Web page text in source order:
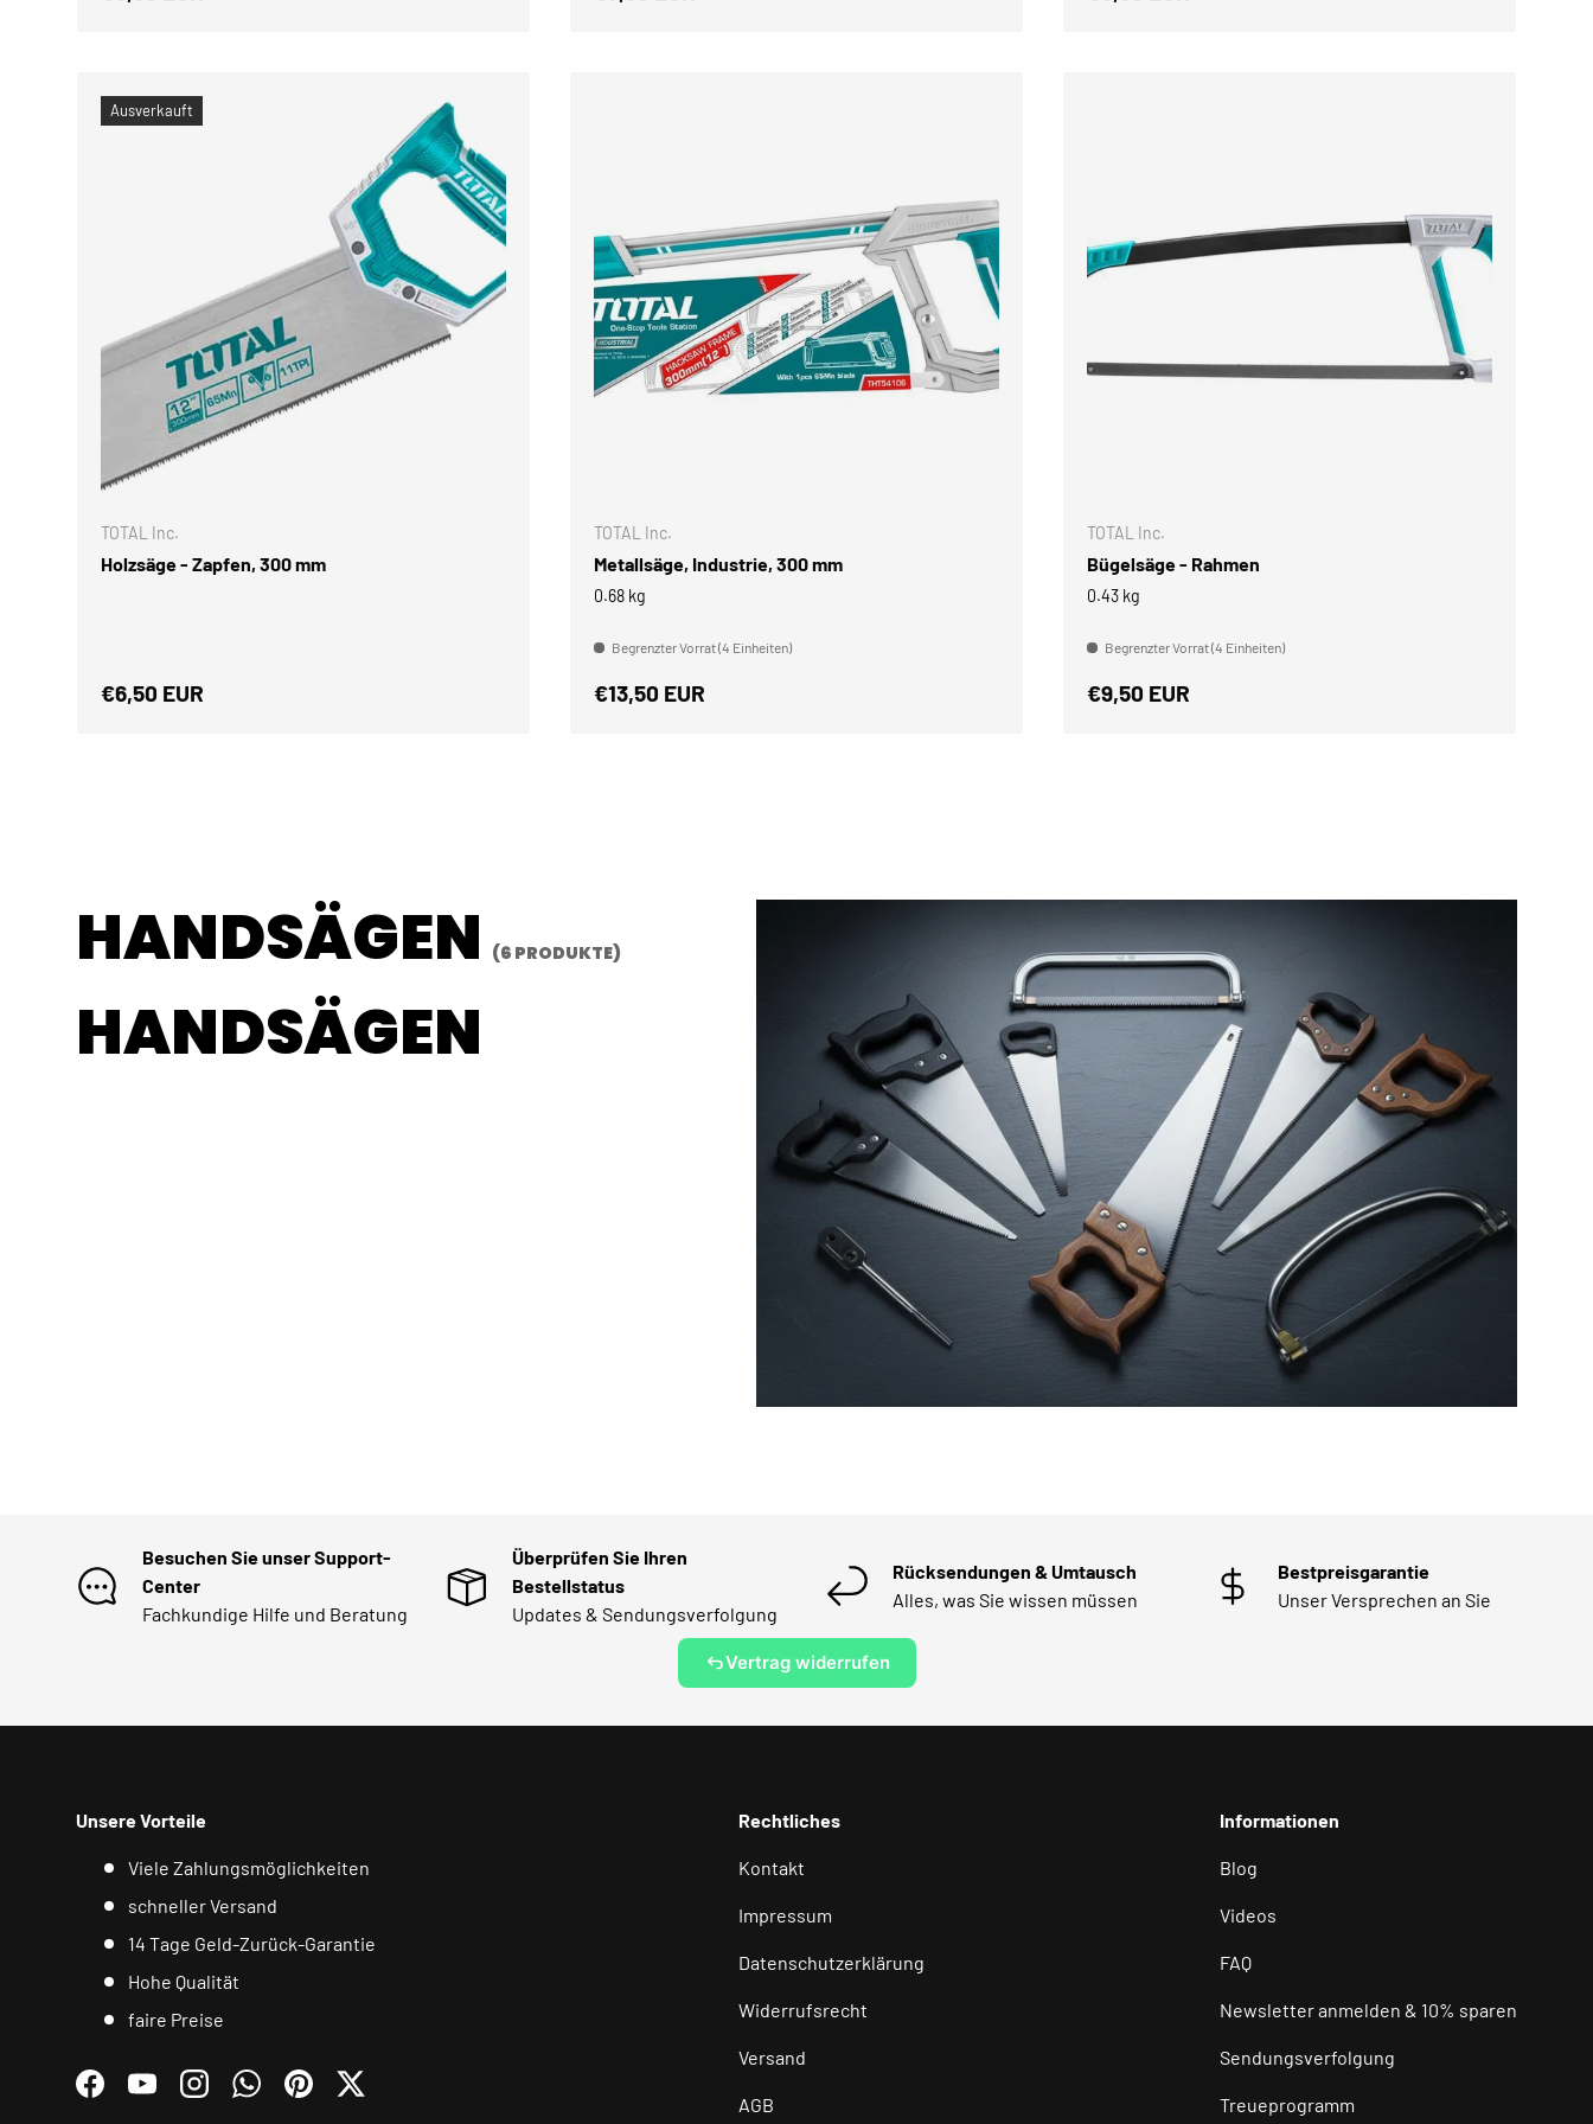
Ausverkauft
TOTAL Inc.
Holzsäge - Zapfen, 300 mm
Normaler Preis
€6,50 EUR
TOTAL Inc.
Metallsäge, Industrie, 300 mm
0.68 kg
Begrenzter Vorrat (4 Einheiten)
Normaler Preis
€13,50 EUR
TOTAL Inc.
Bügelsäge - Rahmen
0.43 kg
Begrenzter Vorrat (4 Einheiten)
Normaler Preis
€9,50 EUR
HANDSÄGEN (6 PRODUKTE)
HANDSÄGEN
Besuchen Sie unser Support-
Center
Fachkundige Hilfe und Beratung
Überprüfen Sie Ihren
Bestellstatus
Updates & Sendungsverfolgung
Rücksendungen & Umtausch
Alles, was Sie wissen müssen
Bestpreisgarantie
Unser Versprechen an Sie
Vertrag widerrufen
Unsere Vorteile
Viele Zahlungsmöglichkeiten
schneller Versand
14 Tage Geld-Zurück-Garantie
Hohe Qualität
faire Preise
FacebookYouTubeInstagramWhatsAppPinterestTwitter
Rechtliches
Kontakt
Impressum
Datenschutzerklärung
Widerrufsrecht
Versand
AGB
Informationen
Blog
Videos
FAQ
Newsletter anmelden & 10% sparen
Sendungsverfolgung
Treueprogramm